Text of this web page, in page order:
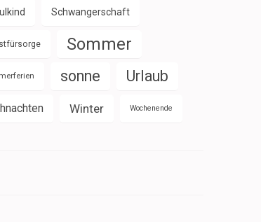
Schwangerschaft
Sommer
sonne Urlaub
Winter Wochenende